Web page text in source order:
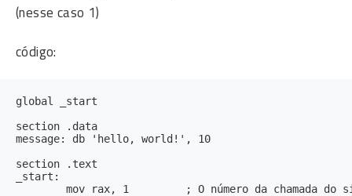
(nesse caso 1)
código:
global _start
section .data
message: db 'hello, world!', 10
section .text
_start: